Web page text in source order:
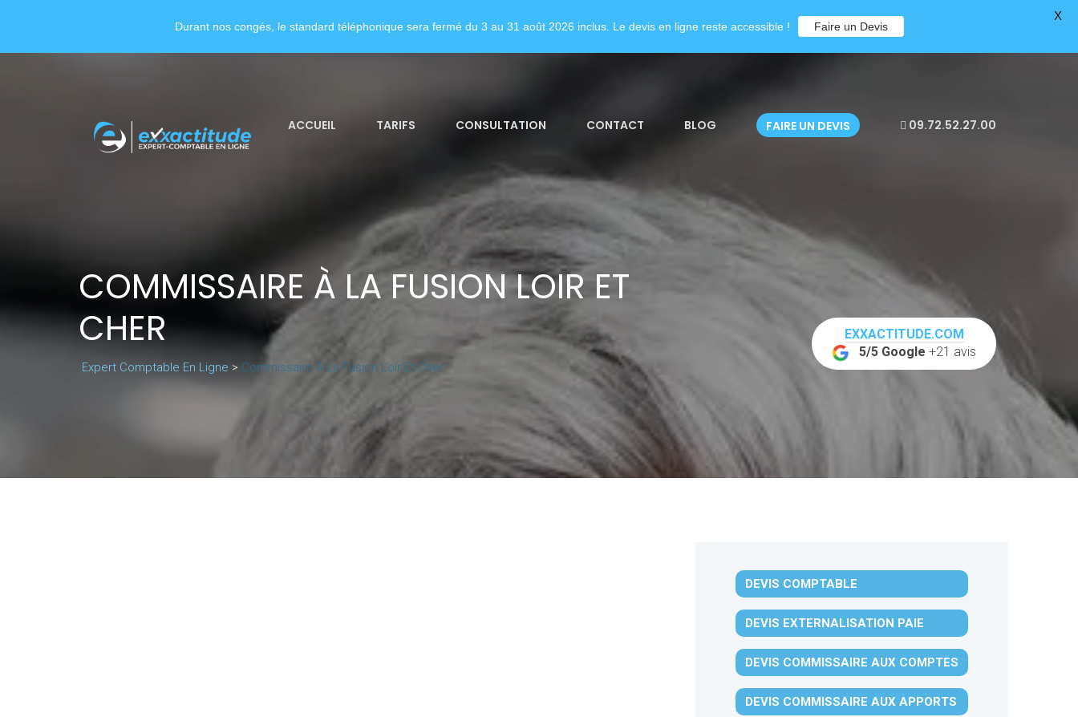
ACCUEIL TARIFS CONSULTATION CONTACT BLOG FAIRE UN DEVIS 09.72.52.27.00
COMMISSAIRE À LA FUSION LOIR ET
CHER
Expert Comptable En Ligne > Commissaire À La Fusion Loir Et Cher
EXXACTITUDE.COM
5/5 Google +21 avis
DEVIS COMPTABLE
DEVIS EXTERNALISATION PAIE
DEVIS COMMISSAIRE AUX COMPTES
DEVIS COMMISSAIRE AUX APPORTS
Durant nos congés, le standard téléphonique sera fermé du 3 au 31 août 2026 inclus. Le devis en ligne reste accessible ! Faire un Devis
X